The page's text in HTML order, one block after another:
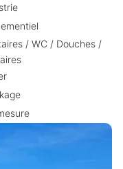
/ WC / Douches /